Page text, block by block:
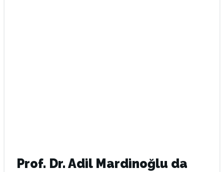
Prof. Dr. Adil Mardinoğlu da